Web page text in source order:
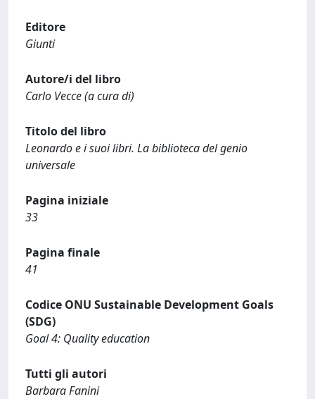
Editore
Giunti
Autore/i del libro
Carlo Vecce (a cura di)
Titolo del libro
Leonardo e i suoi libri. La biblioteca del genio
universale
Pagina iniziale
33
Pagina finale
41
Codice ONU Sustainable Development Goals
(SDG)
Goal 4: Quality education
Tutti gli autori
Barbara Fanini